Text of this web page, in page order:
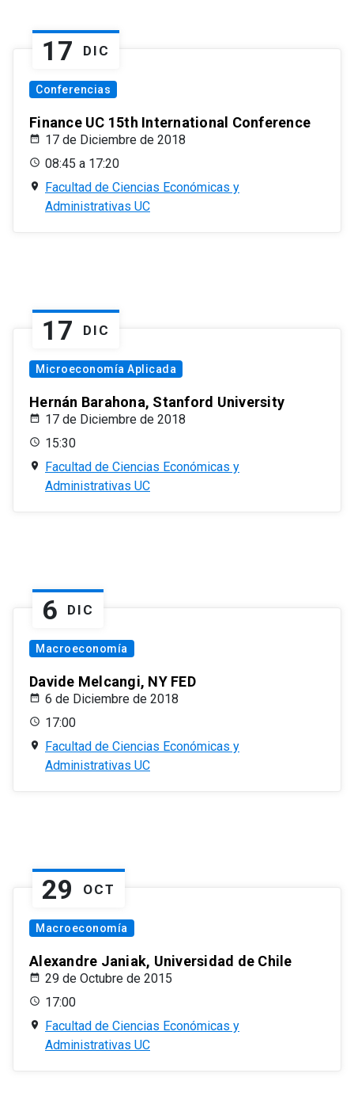
17 DIC
Conferencias
Finance UC 15th International Conference
17 de Diciembre de 2018
08:45 a 17:20
Facultad de Ciencias Económicas y
Administrativas UC
17 DIC
Microeconomía Aplicada
Hernán Barahona, Stanford University
17 de Diciembre de 2018
15:30
Facultad de Ciencias Económicas y
Administrativas UC
6 DIC
Macroeconomía
Davide Melcangi, NY FED
6 de Diciembre de 2018
17:00
Facultad de Ciencias Económicas y
Administrativas UC
29 OCT
Macroeconomía
Alexandre Janiak, Universidad de Chile
29 de Octubre de 2015
17:00
Facultad de Ciencias Económicas y
Administrativas UC